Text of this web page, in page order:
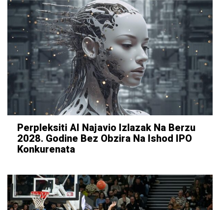
Perpleksiti AI Najavio Izlazak Na Berzu
2028. Godine Bez Obzira Na Ishod IPO
Konkurenata